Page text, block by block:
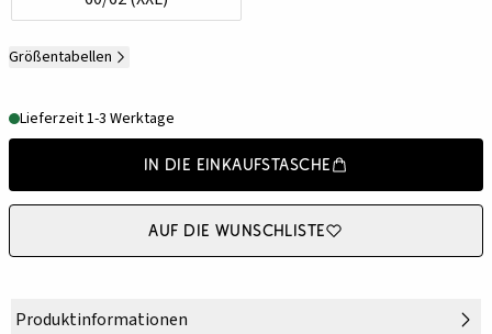
Größentabellen
Lieferzeit 1-3 Werktage
In die Einkaufstasche
Auf die Wunschliste
Produktinformationen